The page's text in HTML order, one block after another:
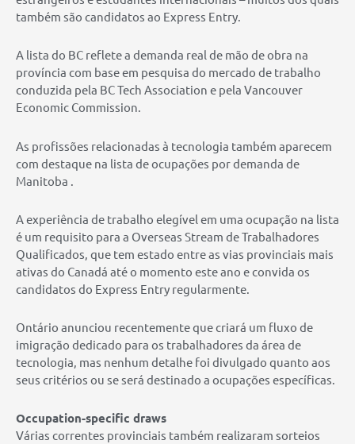
também são candidatos ao Express Entry.
A lista do BC reflete a demanda real de mão de obra na
província com base em pesquisa do mercado de trabalho
conduzida pela BC Tech Association e pela Vancouver
Economic Commission.
As profissões relacionadas à tecnologia também aparecem
com destaque na lista de ocupações por demanda de
Manitoba .
A experiência de trabalho elegível em uma ocupação na lista
é um requisito para a Overseas Stream de Trabalhadores
Qualificados, que tem estado entre as vias provinciais mais
ativas do Canadá até o momento este ano e convida os
candidatos do Express Entry regularmente.
Ontário anunciou recentemente que criará um fluxo de
imigração dedicado para os trabalhadores da área de
tecnologia, mas nenhum detalhe foi divulgado quanto aos
seus critérios ou se será destinado a ocupações específicas.
Occupation-specific draws
Várias correntes provinciais também realizaram sorteios